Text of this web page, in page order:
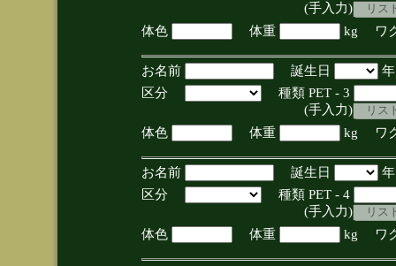
(手入力)
体色
体重 kg ワ
お名前 誕生日
区分
種類 PET - 3
(手入力)
体色
体重 kg ワ
お名前 誕生日
区分
種類 PET - 4
(手入力)
体色
体重 kg ワ